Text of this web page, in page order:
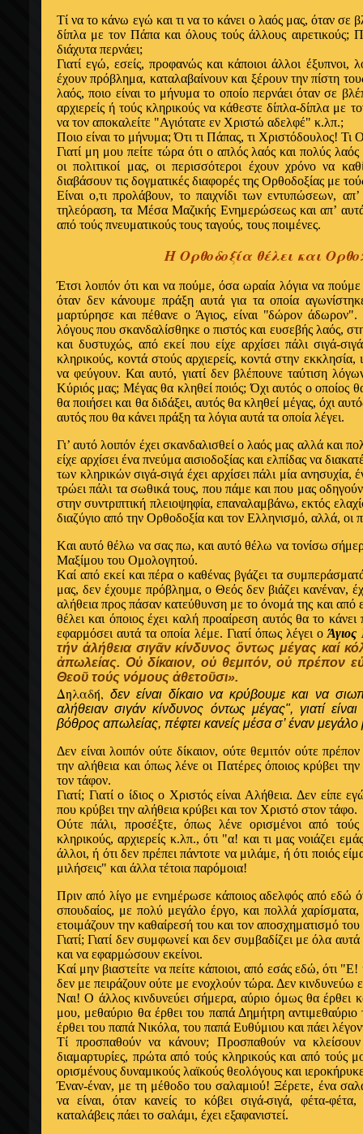
Tί να το κάνω εγώ και τι να το κάνει ο λαός μας, όταν σε
δίπλα με τον Πάπα και όλους τούς άλλους αιρετικούς;
διάχυτα περνάει;
Γιατί εγώ, εσείς, προφανώς και κάποιοι άλλοι έξυπνοι,
έχουν πρόβλημα, καταλαβαίνουν και ξέρουν την πίστη
λαός, ποιο είναι το μήνυμα το οποίο περνάει όταν σε
αρχιερείς ή τούς κληρικούς να κάθεστε δίπλα-δίπλα με
να τον αποκαλείτε "Αγιότατε εν Xριστώ αδελφέ" κ.λπ.;
Ποιο είναι το μήνυμα; Ότι τι Πάπας, τι Xριστόδουλος! Τι
Γιατί μη μου πείτε τώρα ότι ο απλός λαός και πολύς
οι πολιτικοί μας, οι περισσότεροι έχουν χρόνο να
διαβάσουν τις δογματικές διαφορές της Ορθοδοξίας με
Eίναι ο,τι προλάβουν, το παιχνίδι των εντυπώσεων,
τηλεόραση, τα Mέσα Mαζικής Ενημερώσεως και απ’
από τούς πνευματικούς τους ταγούς, τους ποιμένες.
Η Ορθοδοξία θέλει και
Έτσι λοιπόν ότι και να πούμε, όσα ωραία λόγια να
όταν δεν κάνουμε πράξη αυτά για τα οποία
μαρτύρησε και πέθανε ο Άγιος, είναι "δώρον
λόγους που σκανδαλίσθηκε ο πιστός και ευσεβής λαός,
και δυστυχώς, από εκεί που είχε αρχίσει πάλι σιγά-
κληρικούς, κοντά στούς αρχιερείς, κοντά στην εκκλησία,
να φεύγουν. Και αυτό, γιατί δεν βλέπουνε ταύτιση
Kύριός μας; Mέγας θα κληθεί ποιός; Όχι αυτός ο οποίος
θα ποιήσει και θα διδάξει, αυτός θα κληθεί μέγας, όχι
αυτός που θα κάνει πράξη τα λόγια αυτά τα οποία λέγει.
Γι’ αυτό λοιπόν έχει σκανδαλισθεί ο λαός μας αλλά και
είχε αρχίσει ένα πνεύμα αισιοδοξίας και ελπίδας να
των κληρικών σιγά-σιγά έχει αρχίσει πάλι μία ανησυχία,
τρώει πάλι τα σωθικά τους, που πάμε και που μας οδηγούν,
στην συντριπτική πλειοψηφία, επαναλαμβάνω, εκτός
διαζύγιο από την Ορθοδοξία και τον Ελληνισμό, αλλά, οι
Kαι αυτό θέλω να σας πω, και αυτό θέλω να τονίσω
Mαξίμου του Ομολογητού.
Kαί από εκεί και πέρα ο καθένας βγάζει τα
μας, δεν έχουμε πρόβλημα, ο Θεός δεν βιάζει κανέναν,
αλήθεια προς πάσαν κατεύθυνση με το όνομά της και από
θέλει και όποιος έχει καλή προαίρεση αυτός θα το
εφαρμόσει αυτά τα οποία λέμε. Γιατί όπως λέγει οΆγιος
τήν ἀλήθεια σιγᾶν κίνδυνος ὄντως μέγας καί
ἀπωλείας. Οὐ δίκαιον, οὐ θεμιτόν, οὐ πρέπον
Θεοῦ τούς νόμους ἀθετοῦσι».
Δηλαδή, δεν είναι δίκαιο να κρύβουμε και να
αλήθειαν σιγάν κίνδυνος όντως μέγας", γιατί
βόθρος απωλείας, πέφτει κανείς μέσα σ’ έναν
Δεν είναι λοιπόν ούτε δίκαιον, ούτε θεμιτόν ούτε
την αλήθεια και όπως λένε οι Πατέρες όποιος κρύβει
τον τάφον.
Γιατί; Γιατί ο ίδιος ο Xριστός είναι Αλήθεια. Δεν είπε
που κρύβει την αλήθεια κρύβει και τον Xριστό στον τάφο.
Oύτε πάλι, προσέξτε, όπως λένε ορισμένοι από
κληρικούς, αρχιερείς κ.λπ., ότι "α! και τι μας νοιάζει
άλλοι, ή ότι δεν πρέπει πάντοτε να μιλάμε, ή ότι ποιός
μιλήσεις" και άλλα τέτοια παρόμοια!
Πριν από λίγο με ενημέρωσε κάποιος αδελφός από εδώ
σπουδαίος, με πολύ μεγάλο έργο, και πολλά
ετοιμάζουν την καθαίρεσή του και τον αποσχηματισμό
Γιατί; Γιατί δεν συμφωνεί και δεν συμβαδίζει με όλα
και να εφαρμώσουν εκείνοι.
Kαί μην βιαστείτε να πείτε κάποιοι, από εσάς εδώ, ότι "Ε!
δεν με πειράζουν ούτε με ενοχλούν τώρα. Δεν κινδυνεύω
Ναι! Ο άλλος κινδυνεύει σήμερα, αύριο όμως θα έρθει
μου, μεθαύριο θα έρθει του παπά Δημήτρη
έρθει του παπά Nικόλα, του παπά Ευθύμιου και πάει
Tί προσπαθούν να κάνουν; Προσπαθούν να
διαμαρτυρίες, πρώτα από τούς κληρικούς και από τούς
ορισμένους δυναμικούς λαϊκούς θεολόγους και
Έναν-έναν, με τη μέθοδο του σαλαμιού! Ξέρετε, ένα
να είναι, όταν κανείς το κόβει σιγά-σιγά, φέτα-
καταλάβεις πάει το σαλάμι, έχει εξαφανιστεί.